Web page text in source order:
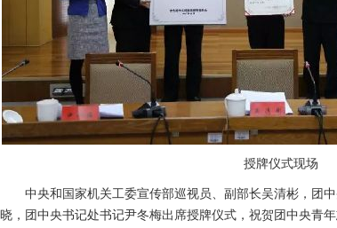
授牌仪式现场
中央和国家机关工委宣传部巡视员、副部长吴清彬，团中
晓，团中央书记处书记尹冬梅出席授牌仪式，祝贺团中央青